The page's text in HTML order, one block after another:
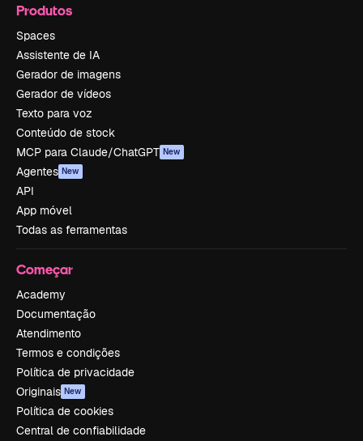
Produtos
Spaces
Assistente de IA
Gerador de imagens
Gerador de vídeos
Texto para voz
Conteúdo de stock
MCP para Claude/ChatGPT New
Agentes New
API
App móvel
Todas as ferramentas
Começar
Academy
Documentação
Atendimento
Termos e condições
Política de privacidade
Originais New
Política de cookies
Central de confiabilidade